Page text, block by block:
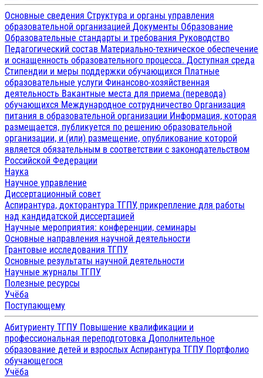
Основные сведения Структура и органы управления
образовательной организацией Документы Образование
Образовательные стандарты и требования Руководство
Педагогический состав Материально-техническое обеспечение
и оснащенность образовательного процесса. Доступная среда
Стипендии и меры поддержки обучающихся Платные
образовательные услуги Финансово-хозяйственная
деятельность Вакантные места для приема (перевода)
обучающихся Международное сотрудничество Организация
питания в образовательной организации Информация, которая
размещается, публикуется по решению образовательной
организации, и (или) размещение, опубликование которой
является обязательным в соответствии с законодательством
Российской Федерации
Наука
Научное управление
Диссертационный совет
Аспирантура, докторантура ТГПУ, прикрепление для работы
над кандидатской диссертацией
Научные мероприятия: конференции, семинары
Основные направления научной деятельности
Грантовые исследования ТГПУ
Основные результаты научной деятельности
Научные журналы ТГПУ
Полезные ресурсы
Учёба
Поступающему
Абитуриенту ТГПУ Повышение квалификации и
профессиональная переподготовка Дополнительное
образование детей и взрослых Аспирантура ТГПУ Портфолио
обучающегося
Учёба